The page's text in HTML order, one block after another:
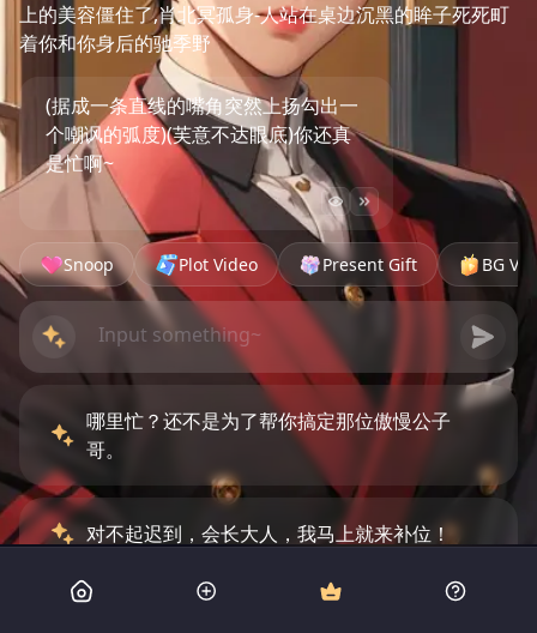
上的美容僵住了,肖北冥孤身-人站在桌边沉黑的眸子死死町
着你和你身后的驰季野
(据成一条直线的嘴角突然上扬勾出一
个嘲讽的弧度)(芙意不达眼底)你还真
是忙啊~
Snoop Plot Video Present Gift BG
哪里忙？还不是为了帮你搞定那位傲慢公子
哥。
对不起迟到，会长大人，我马上就来补位！